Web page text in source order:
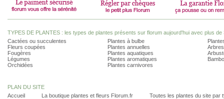
TYPES DE PLANTES : les types de plantes présents sur florum aujourd'hui avec plus de
Cactées ou succulentes
Fleurs coupées
Fougères
Légumes
Orchidées
Plantes à bulbe
Plantes annuelles
Plantes aquatiques
Plantes aromatiques
Plantes carnivores
PLAN DU SITE
Accueil
La boutique plantes et fleurs Florum.fr Toutes les plantes du site par